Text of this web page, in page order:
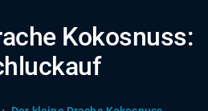
Kokosnuss: